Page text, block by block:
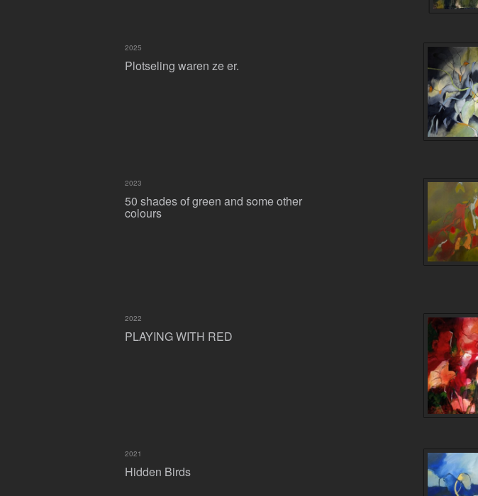
Plotseling waren ze er.
2025
50 shades of green and some other
colours
2023
PLAYING WITH RED
2022
Hidden Birds
2021